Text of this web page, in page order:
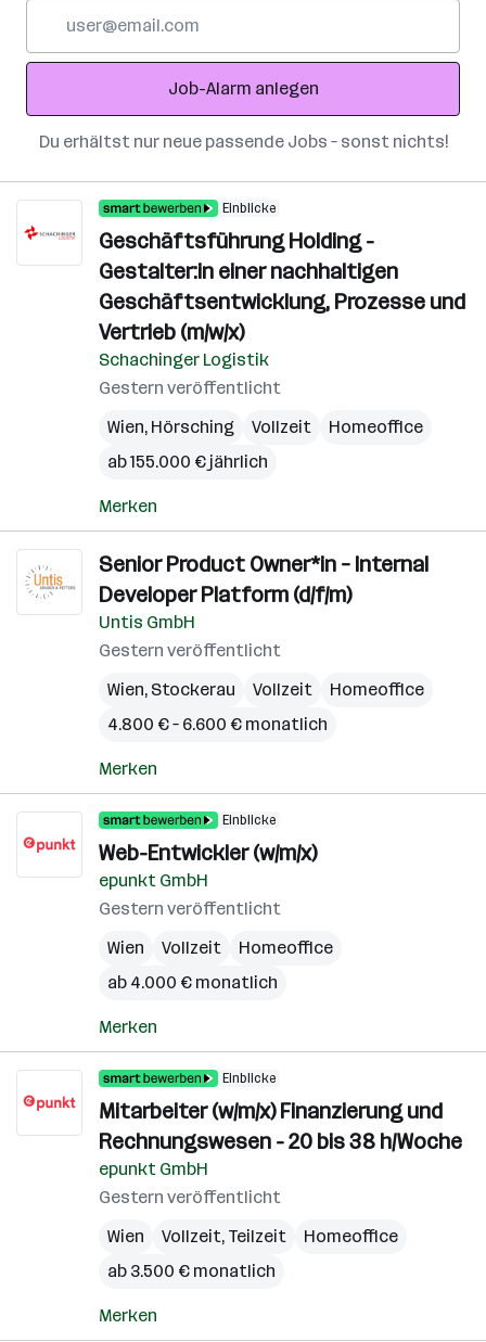
Adresse
Job-Alarm anlegen
Du erhältst nur neue passende Jobs – sonst nichts!
Einblicke
Geschäftsführung Holding -
Gestalter:in einer nachhaltigen
Geschäftsentwicklung, Prozesse und
Vertrieb (m/w/x)
Schachinger Logistik
Gestern veröffentlicht
Wien, Hörsching Vollzeit
Homeoffice
ab 155.000 € jährlich
Merken
Senior Product Owner*in – Internal
Developer Platform (d/f/m)
Untis GmbH
Gestern veröffentlicht
Wien, Stockerau Vollzeit
Homeoffice
4.800 € – 6.600 € monatlich
Merken
Einblicke
Web-Entwickler (w/m/x)
epunkt GmbH
Gestern veröffentlicht
Wien
Vollzeit
Homeoffice
ab 4.000 € monatlich
Merken
Einblicke
Mitarbeiter (w/m/x) Finanzierung und
Rechnungswesen - 20 bis 38 h/Woche
epunkt GmbH
Gestern veröffentlicht
Wien
Vollzeit, Teilzeit
Homeoffice
ab 3.500 € monatlich
Merken